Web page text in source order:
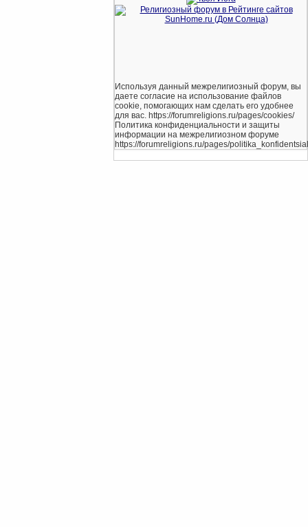
Используя данный межрелигиозный форум, вы
даете согласие на использование файлов
cookie, помогающих нам сделать его удобнее
для вас. https://forumreligions.ru/pages/cookies/
Политика конфиденциальности и защиты
информации на межрелигиозном форуме
https://forumreligions.ru/pages/